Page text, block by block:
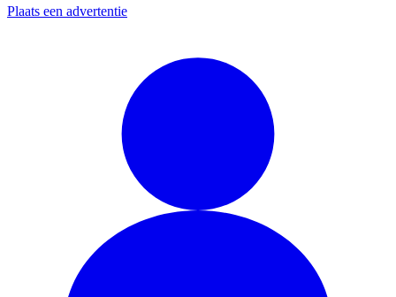
Plaats een advertentie